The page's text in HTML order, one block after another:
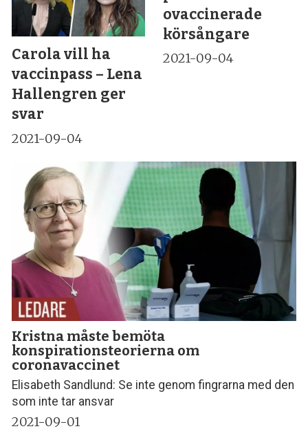
Carola vill ha
vaccinpass – Lena
Hallengren ger
svar
2021-09-04
ovaccinerade
körsångare
2021-09-04
Kristna måste bemöta
konspirationsteorierna om
coronavaccinet
Elisabeth Sandlund: Se inte genom fingrarna med den
som inte tar ansvar
2021-09-01